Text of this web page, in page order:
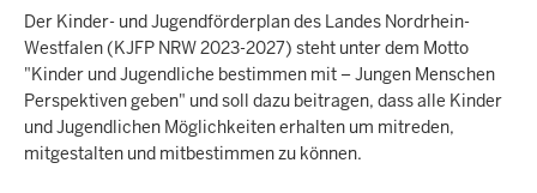
Der Kinder- und Jugendförderplan des Landes Nordrhein-
Westfalen (KJFP NRW 2023-2027) steht unter dem Motto
"Kinder und Jugendliche bestimmen mit – Jungen Menschen
Perspektiven geben" und soll dazu beitragen, dass alle Kinder
und Jugendlichen Möglichkeiten erhalten um mitreden,
mitgestalten und mitbestimmen zu können.